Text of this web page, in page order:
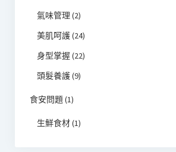
氣味管理 (2)
美肌呵護(24)
身型掌握 (22)
頭髮養護(9)
食安問題(1)
生鮮食材(1)